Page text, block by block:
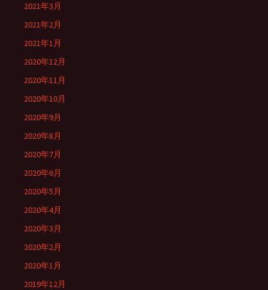
2021年3月
2021年2月
2021年1月
2020年12月
2020年11月
2020年10月
2020年9月
2020年8月
2020年7月
2020年6月
2020年5月
2020年4月
2020年3月
2020年2月
2020年1月
2019年12月